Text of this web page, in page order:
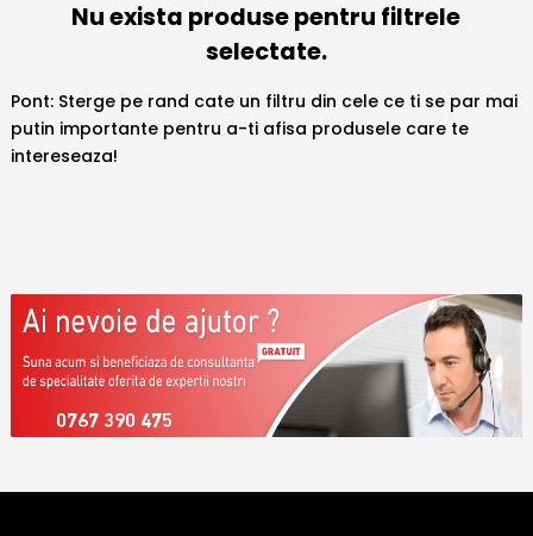
Nu exista produse pentru filtrele
selectate.
Pont: Sterge pe rand cate un filtru din cele ce ti se par mai
putin importante pentru a-ti afisa produsele care te
intereseaza!
0767 390 475